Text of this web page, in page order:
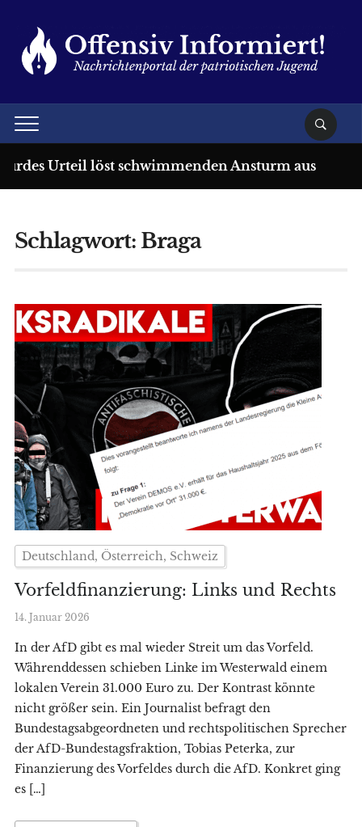
Urteil löst schwimmenden Ansturm aus
Schlagwort:Braga
Deutschland, Österreich, Schweiz
Vorfeldfinanzierung: Links und Rechts
14. Januar 2026
In der AfD gibt es mal wieder Streit um das Vorfeld.
Währenddessen schieben Linke im Westerwald einem
lokalen Verein 31.000 Euro zu. Der Kontrast könnte
nicht größer sein. Ein Journalist befragt den
Bundestagsabgeordneten und rechtspolitischen Sprecher
der AfD-Bundestagsfraktion, Tobias Peterka, zur
Finanzierung des Vorfeldes durch die AfD. Konkret ging
es […]